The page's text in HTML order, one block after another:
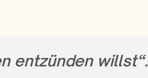
entzünden willst“.